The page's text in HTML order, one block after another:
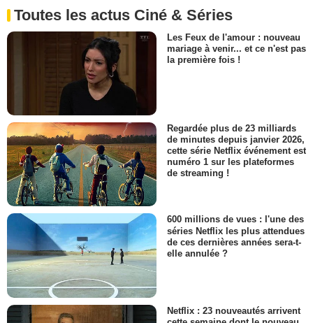
Toutes les actus Ciné & Séries
Les Feux de l'amour : nouveau
mariage à venir... et ce n'est pas
la première fois !
Regardée plus de 23 milliards
de minutes depuis janvier 2026,
cette série Netflix événement est
numéro 1 sur les plateformes
de streaming !
600 millions de vues : l'une des
séries Netflix les plus attendues
de ces dernières années sera-t-
elle annulée ?
Netflix : 23 nouveautés arrivent